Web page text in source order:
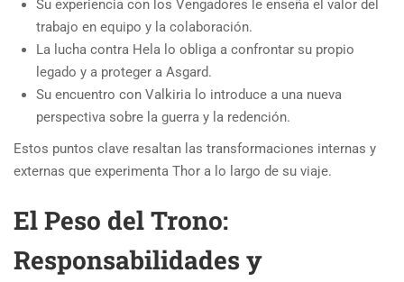
Su experiencia con los Vengadores le enseña el valor del
trabajo en equipo y la colaboración.
La lucha contra Hela lo obliga a confrontar su propio
legado y a proteger a Asgard.
Su encuentro con Valkiria lo introduce a una nueva
perspectiva sobre la guerra y la redención.
Estos puntos clave resaltan las transformaciones internas y
externas que experimenta Thor a lo largo de su viaje.
El Peso del Trono:
Responsabilidades y